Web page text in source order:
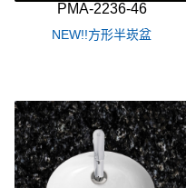
PMA-2236-46
NEW!!方形半崁盆